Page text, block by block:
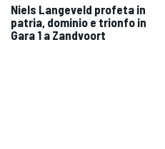
Niels Langeveld profeta in
patria, dominio e trionfo in
Gara 1 a Zandvoort